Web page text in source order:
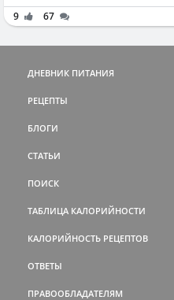
9 67
ДНЕВНИК ПИТАНИЯ
РЕЦЕПТЫ
БЛОГИ
СТАТЬИ
ПОИСК
ТАБЛИЦА КАЛОРИЙНОСТИ
КАЛОРИЙНОСТЬ РЕЦЕПТОВ
ОТВЕТЫ
ПРАВООБЛАДАТЕЛЯМ